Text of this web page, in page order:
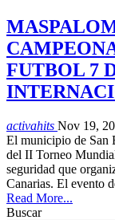
FUTBOL 7
activahits Nov 19,
El municipio de San
del II Torneo
seguridad que
Canarias. El evento
Read More...
Buscar